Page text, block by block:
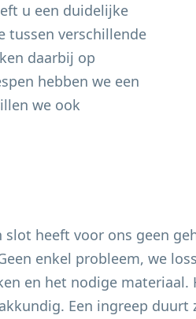
u een duidelijke
tussen verschillende
daarbij op
hebben we een
we ook
heeft voor ons geen
enkel probleem, we
en het nodige
Een ingreep